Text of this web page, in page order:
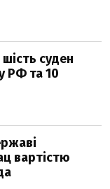
суден
РФ та 10
вартістю